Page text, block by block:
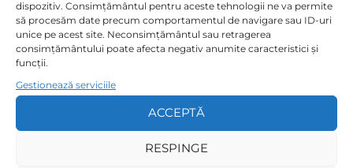
dispozitiv. Consimțământul pentru aceste tehnologii ne va permite
să procesăm date precum comportamentul de navigare sau ID-uri
unice pe acest site. Neconsimțământul sau retragerea
consimțământului poate afecta negativ anumite caracteristici și
funcții.
Gestionează serviciile
ACCEPTĂ
RESPINGE
Pot include și altă persoană în sesiune?